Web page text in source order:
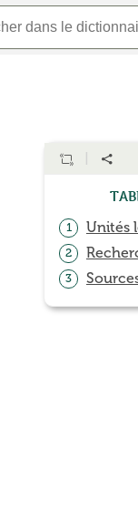
1 Unités
2
3